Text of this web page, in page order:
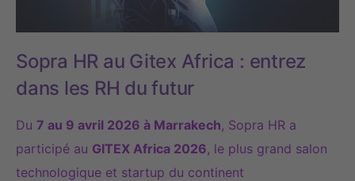
Sopra HR au Gitex Africa : entrez
dans les RH du futur
Du 7 au 9 avril 2026 à Marrakech, Sopra HR a
participé au GITEX Africa 2026, le plus grand salon
technologique et startup du continent